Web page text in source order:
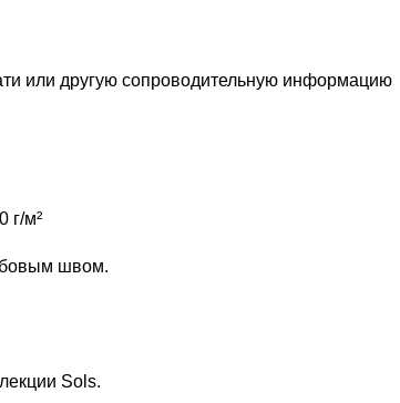
или другую сопроводительную информацию
г/м²
швом.
Sols.